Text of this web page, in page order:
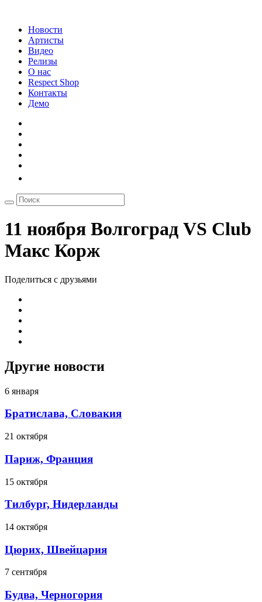
Новости
Артисты
Видео
Релизы
О нас
Respect Shop
Контакты
Демо
11 ноября Волгоград VS Club
Макс Корж
Поделиться с друзьями
Другие новости
6 января
Братислава, Словакия
21 октября
Париж, Франция
15 октября
Тилбург, Нидерланды
14 октября
Цюрих, Швейцария
7 сентября
Будва, Черногория